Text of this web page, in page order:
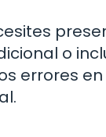
o
errores en